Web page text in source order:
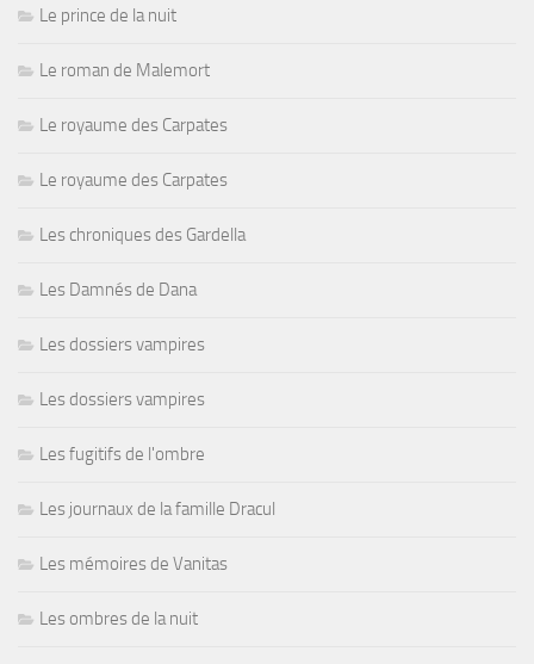
Le prince de la nuit
Le roman de Malemort
Le royaume des Carpates
Le royaume des Carpates
Les chroniques des Gardella
Les Damnés de Dana
Les dossiers vampires
Les dossiers vampires
Les fugitifs de l'ombre
Les journaux de la famille Dracul
Les mémoires de Vanitas
Les ombres de la nuit